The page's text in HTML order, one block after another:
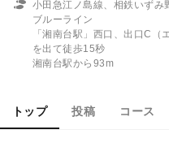
小田急江ノ島線、相鉄いずみ
ブルーライン
「湘南台駅」西口、出口C（
を出て徒歩15秒
湘南台駅から93m
トップ 投稿 コース